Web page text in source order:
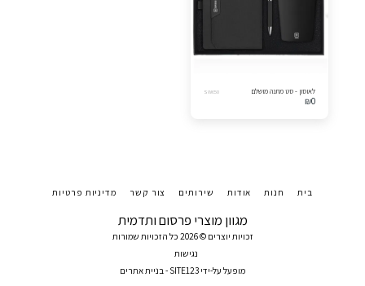
לאוסון - סט מתנה מושלם SW650
₪0
מגוון מוצרי פרסום ותדמית
זכויות יוצרים © 2026 כל הזכויות שמורות
נגישות
מופעל על-ידי SITE123
-בניית אתרים
בית חנות אודות שירותים צור קשר מדיניות פרטיות